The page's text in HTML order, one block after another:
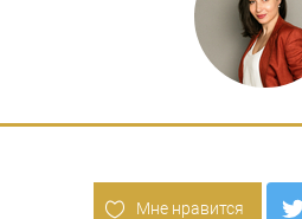
Мне нравится